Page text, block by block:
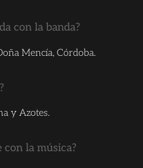
con la banda?
Mencía, Córdoba.
y Azotes.
con la música?